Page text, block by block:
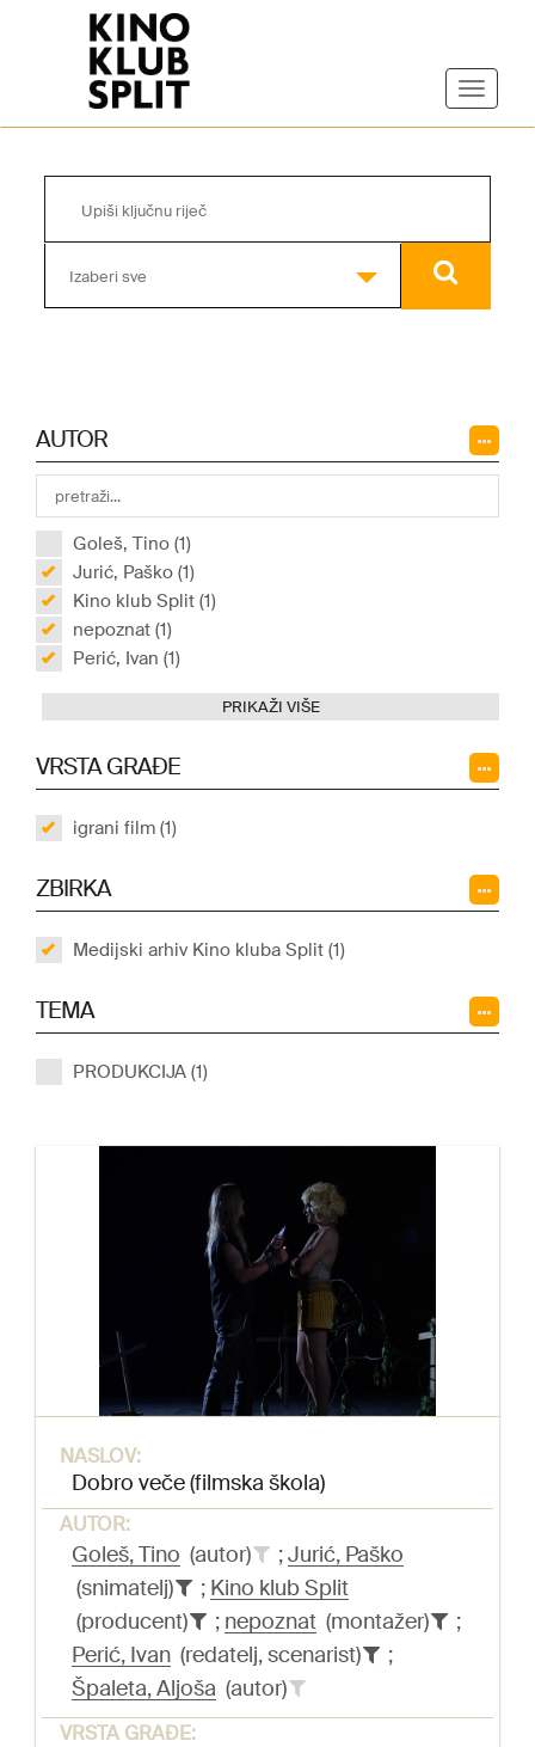
Izaberi sve
AUTOR
Goleš, Tino (1)
Jurić, Paško (1)
Kino klub Split (1)
nepoznat (1)
Perić, Ivan (1)
PRIKAŽI VIŠE
VRSTA GRAĐE
igrani film (1)
ZBIRKA
Medijski arhiv Kino kluba Split (1)
TEMA
PRODUKCIJA (1)
NASLOV:
Dobro veče (filmska škola)
AUTOR:
Goleš, Tino (autor) ;Jurić, Paško
(snimatelj)
; Kino klub Split
(producent)
; nepoznat (montažer)
;
Perić, Ivan (redatelj, scenarist)
;
Špaleta, Aljoša (autor)
VRSTA GRAĐE: